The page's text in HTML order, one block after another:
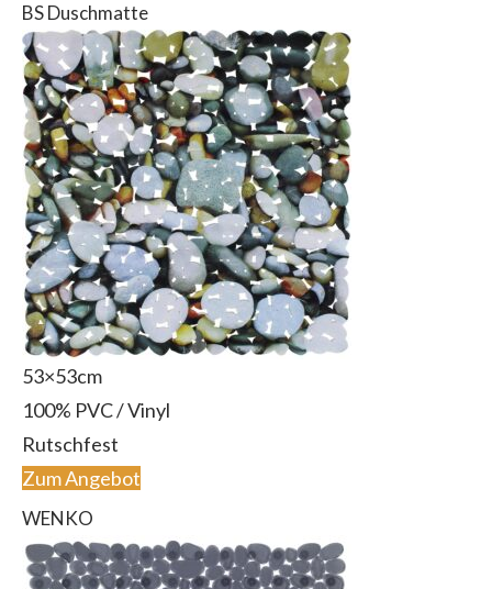
BS Duschmatte
53×53cm
100% PVC / Vinyl
Rutschfest
Zum Angebot
WENKO